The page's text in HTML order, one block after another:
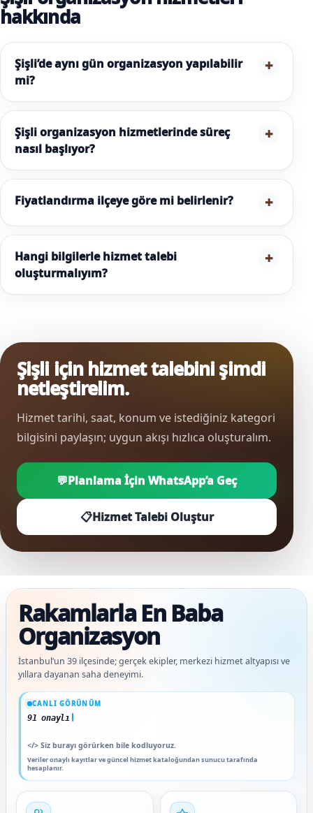
hakkında
Şişli’de aynı gün organizasyon yapılabilir
mi?
Şişli organizasyon hizmetlerinde süreç
nasıl başlıyor?
Fiyatlandırma ilçeye göre mi belirlenir?
Hangi bilgilerle hizmet talebi
oluşturmalıyım?
Şişli için hizmet talebini şimdi
netleştirelim.
Hizmet tarihi, saat, konum ve istediğiniz kategori
bilgisini paylaşın; uygun akışı hızlıca oluşturalım.
💬Planlama İçin WhatsApp’a Geç
📋Hizmet Talebi Oluştur
Rakamlarla En Baba
Organizasyon
İstanbul’un 39 ilçesinde; gerçek ekipler, merkezi hizmet altyapısı ve
yıllara dayanan saha deneyimi.
CANLI GÖRÜNÜM
91 onaylı müşteri yorumu
</> Siz burayı görürken bile kodluyoruz.
Veriler onaylı kayıtlar ve güncel hizmet kataloğundan sunucu tarafında
hesaplanır.
Güncel veriler: 1.291+ müşteri ve organizasyon deneyimi; 91 onaylı müşteri